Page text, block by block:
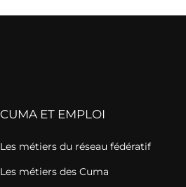
CUMA ET EMPLOI
Les métiers du réseau fédératif
Les métiers des Cuma